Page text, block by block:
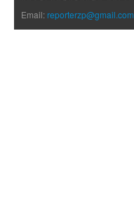
Email:reporterzp@gmail.com